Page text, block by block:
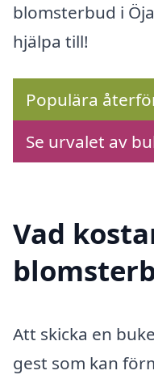
blomsterbud i
hjälpa till!
Populära
Se urvalet av
Vad
Att skicka en
gest som kan